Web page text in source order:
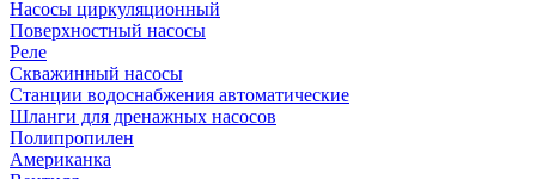
Насосы циркуляционный
Поверхностный насосы
Реле
Скважинный насосы
Станции водоснабжения автоматические
Шланги для дренажных насосов
Полипропилен
Американка